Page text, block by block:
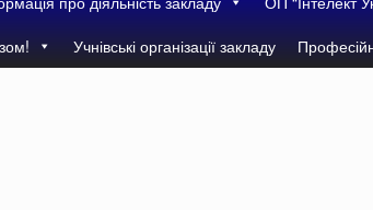
Учнівські організації закладу